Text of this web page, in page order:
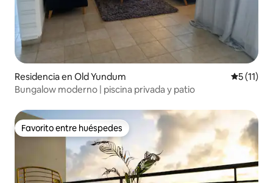
Residencia en Old Yundum
5 (11)
Bungalow moderno | piscina privada y patio
Favorito entre huéspedes
Favorito entre huéspedes